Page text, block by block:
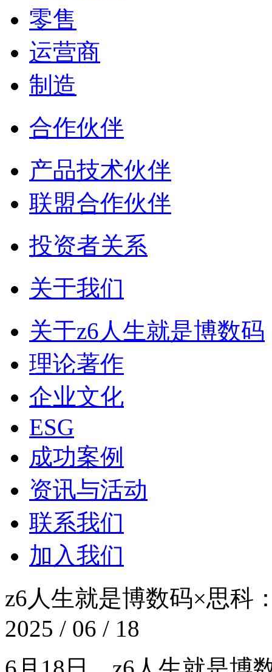
零售
运营商
制造
合作伙伴
产品技术伙伴
联盟合作伙伴
投资者关系
关于我们
关于z6人生就是博数码
理论著作
企业文化
ESG
成功案例
资讯与活动
联系我们
加入我们
z6人生就是博数码×思科
2025 / 06 / 18